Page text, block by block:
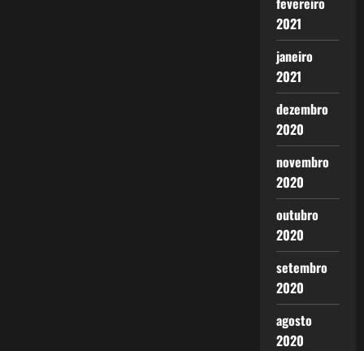
2021
janeiro
2021
dezembro
2020
novembro
2020
outubro
2020
setembro
2020
agosto
2020